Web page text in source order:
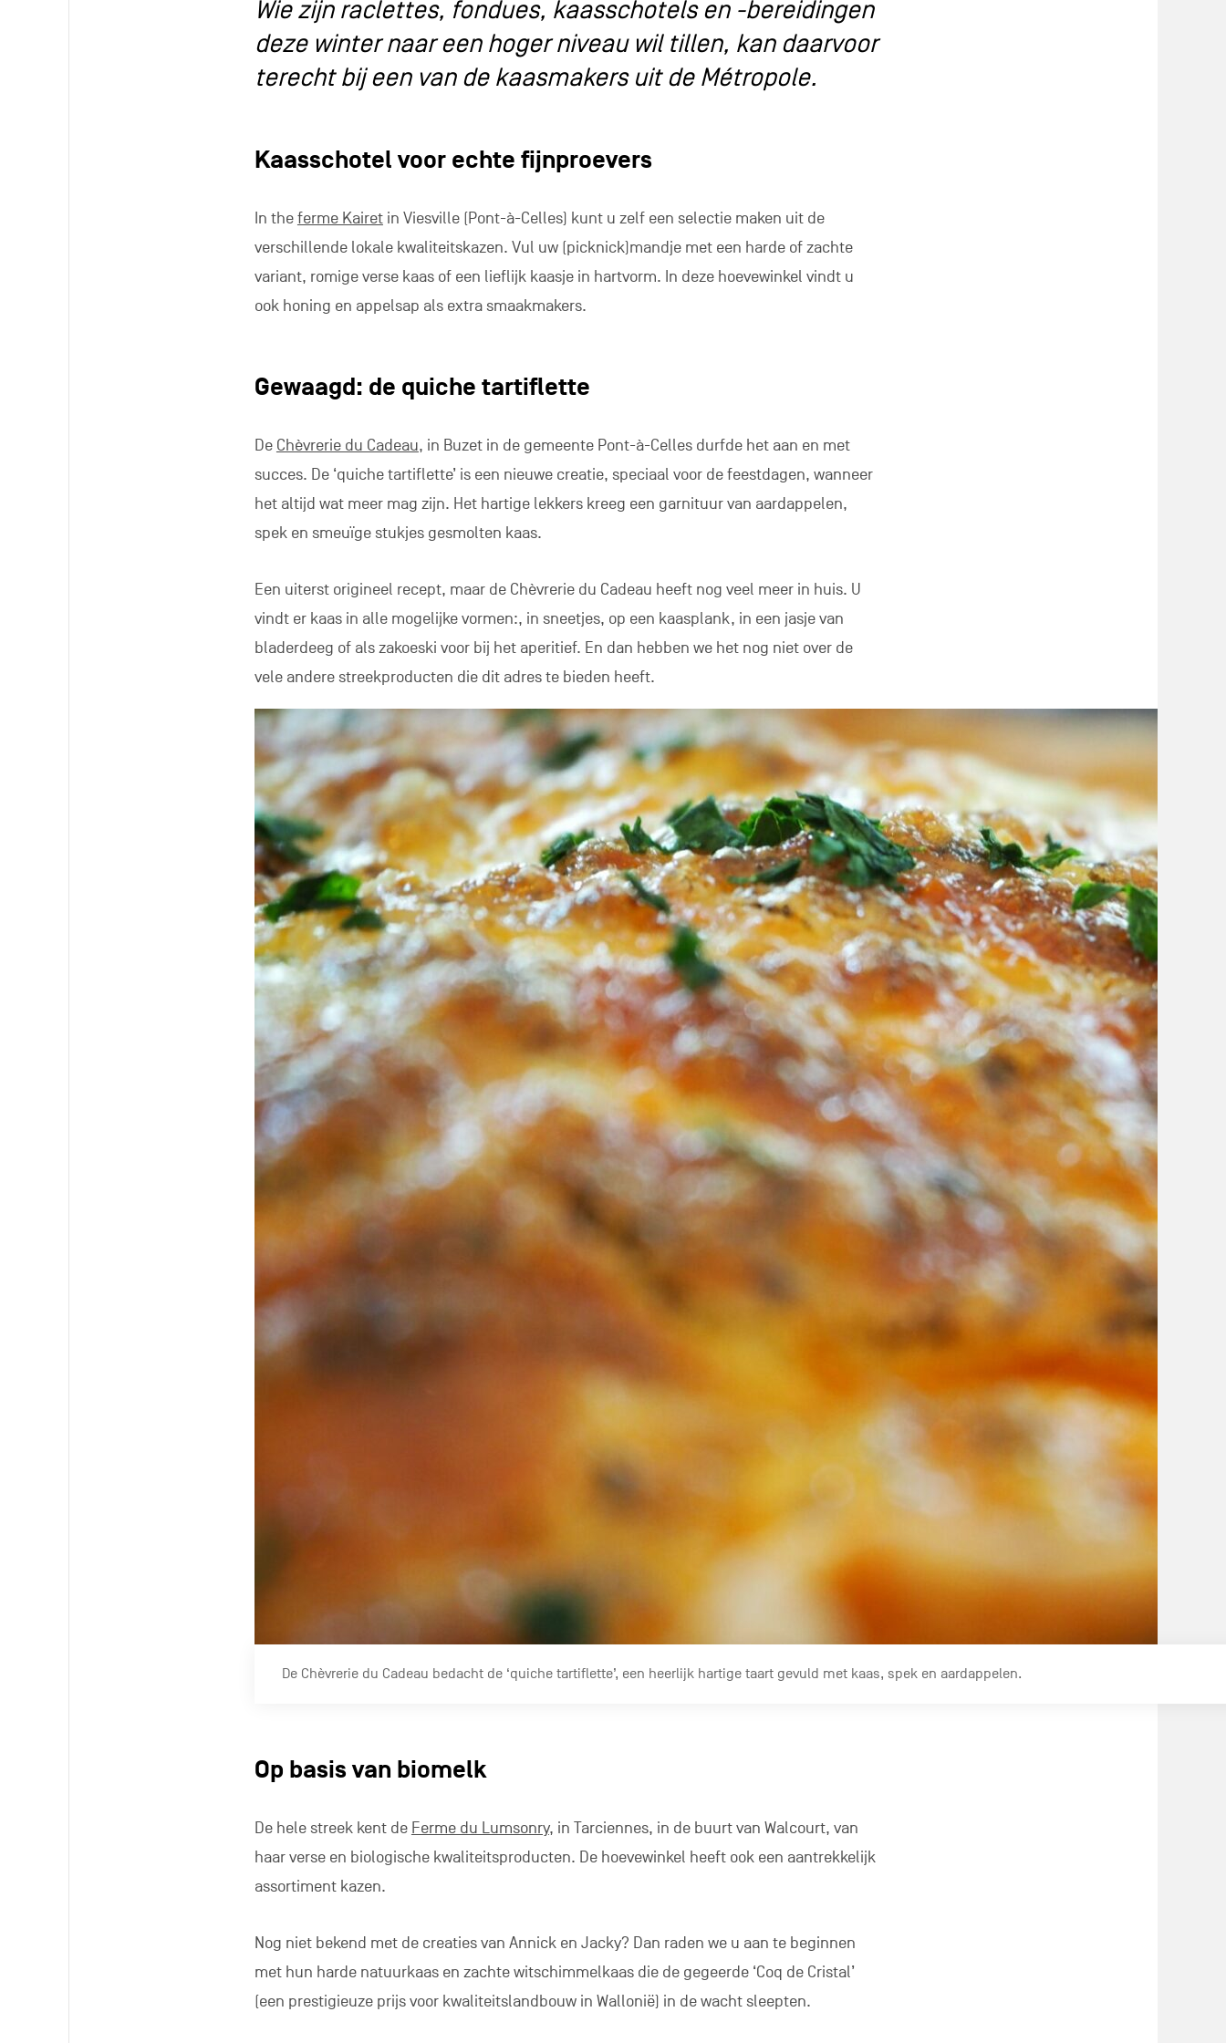
Wie zijn raclettes, fondues, kaasschotels en -bereidingen
deze winter naar een hoger niveau wil tillen, kan daarvoor
terecht bij een van de kaasmakers uit de Métropole.
Kaasschotel voor echte fijnproevers
In theferme Kairetin Viesville (Pont-à-Celles) kunt u zelf een selectie maken uit de
verschillende lokale kwaliteitskazen. Vul uw (picknick)mandje met een harde of zachte
variant, romige verse kaas of een lieflijk kaasje in hartvorm. In deze hoevewinkel vindt u
ook honing en appelsap als extra smaakmakers.
Gewaagd: de quiche tartiflette
De Chèvrerie du Cadeau, in Buzet in de gemeente Pont-à-Celles durfde het aan en met
succes. De ‘quiche tartiflette’ is een nieuwe creatie, speciaal voor de feestdagen, wanneer
het altijd wat meer mag zijn. Het hartige lekkers kreeg een garnituur van aardappelen,
spek en smeuïge stukjes gesmolten kaas.
Een uiterst origineel recept, maar de Chèvrerie du Cadeau heeft nog veel meer in huis. U
vindt er kaas in alle mogelijke vormen:, in sneetjes, op een kaasplank, in een jasje van
bladerdeeg of als zakoeski voor bij het aperitief. En dan hebben we het nog niet over de
vele andere streekproducten die dit adres te bieden heeft.
De Chèvrerie du Cadeau bedacht de ‘quiche tartiflette’, een heerlijk hartige taart gevuld met kaas, spek en aardappelen.
Op basis van biomelk
De hele streek kent de Ferme du Lumsonry, in Tarciennes, in de buurt van Walcourt, van
haar verse en biologische kwaliteitsproducten. De hoevewinkel heeft ook een aantrekkelijk
assortiment kazen.
Nog niet bekend met de creaties van Annick en Jacky? Dan raden we u aan te beginnen
met hun harde natuurkaas en zachte witschimmelkaas die de gegeerde ‘Coq de Cristal’
(een prestigieuze prijs voor kwaliteitslandbouw in Wallonië) in de wacht sleepten.